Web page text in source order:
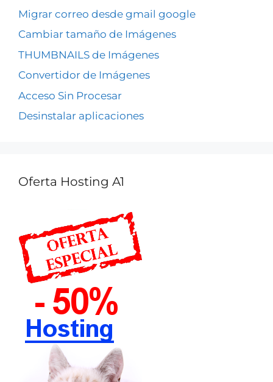
Migrar correo desde gmail google
Cambiar tamaño de Imágenes
THUMBNAILS de Imágenes
Convertidor de Imágenes
Acceso Sin Procesar
Desinstalar aplicaciones
Oferta Hosting A1